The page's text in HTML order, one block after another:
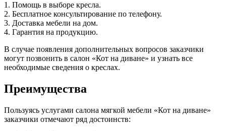
1. Помощь в выборе кресла.
2. Бесплатное консультирование по телефону.
3. Доставка мебели на дом.
4. Гарантия на продукцию.
В случае появления дополнительных вопросов заказчики
могут позвонить в салон «Кот на диване» и узнать все
необходимые сведения о креслах.
Преимущества
Пользуясь услугами салона мягкой мебели «Кот на диване»
заказчики отмечают ряд достоинств: